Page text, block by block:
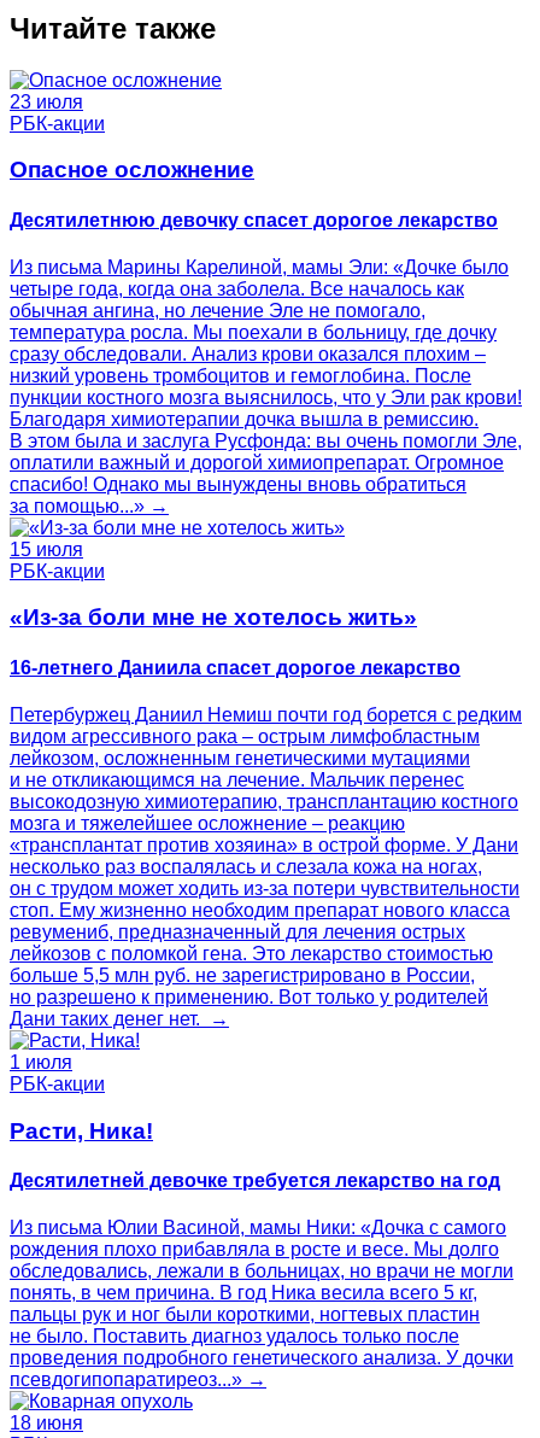
Читайте также
23 июля
РБК-акции
Опасное осложнение
Десятилетнюю девочку спасет дорогое лекарство
Из письма Марины Карелиной, мамы Эли: «Дочке было
четыре года, когда она заболела. Все началось как
обычная ангина, но лечение Эле не помогало,
температура росла. Мы поехали в больницу, где дочку
сразу обследовали. Анализ крови оказался плохим –
низкий уровень тромбоцитов и гемоглобина. После
пункции костного мозга выяснилось, что у Эли рак крови!
Благодаря химиотерапии дочка вышла в ремиссию.
В этом была и заслуга Русфонда: вы очень помогли Эле,
оплатили важный и дорогой химиопрепарат. Огромное
спасибо! Однако мы вынуждены вновь обратиться
за помощью...» →
15 июля
РБК-акции
«Из-за боли мне не хотелось жить»
16-летнего Даниила спасет дорогое лекарство
Петербуржец Даниил Немиш почти год борется с редким
видом агрессивного рака – острым лимфобластным
лейкозом, осложненным генетическими мутациями
и не откликающимся на лечение. Мальчик перенес
высокодозную химиотерапию, трансплантацию костного
мозга и тяжелейшее осложнение – реакцию
«трансплантат против хозяина» в острой форме. У Дани
несколько раз воспалялась и слезала кожа на ногах,
он с трудом может ходить из-за потери чувствительности
стоп. Ему жизненно необходим препарат нового класса
ревумениб, предназначенный для лечения острых
лейкозов с поломкой гена. Это лекарство стоимостью
больше 5,5 млн руб. не зарегистрировано в России,
но разрешено к применению. Вот только у родителей
Дани таких денег нет. →
1 июля
РБК-акции
Расти, Ника!
Десятилетней девочке требуется лекарство на год
Из письма Юлии Васиной, мамы Ники: «Дочка с самого
рождения плохо прибавляла в росте и весе. Мы долго
обследовались, лежали в больницах, но врачи не могли
понять, в чем причина. В год Ника весила всего 5 кг,
пальцы рук и ног были короткими, ногтевых пластин
не было. Поставить диагноз удалось только после
проведения подробного генетического анализа. У дочки
псевдогипопаратиреоз...» →
18 июня